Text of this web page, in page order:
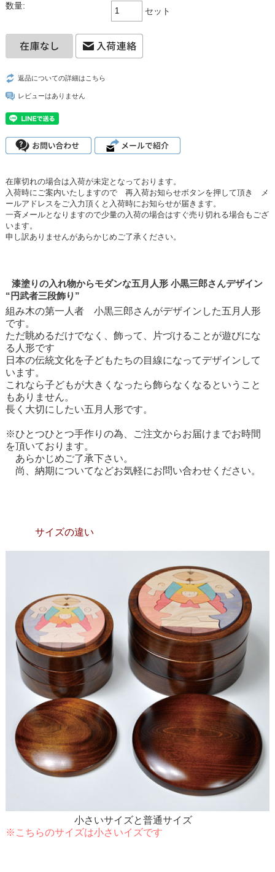
数量:
セット
返品についての詳細はこちら
レビューはありません
在庫切れの場合は入荷が未定となっております。
入荷時にご案内いたしますので 再入荷お知らせボタンを押して頂き メ
ールアドレスをご入力頂くと入荷時にお知らせが届きます。
一斉メールとなりますので少量の入荷の場合はすぐ売り切れる場合もござ
います。
申し訳ありませんがあらかじめご了承ください。
漆塗りの入れ物からモダンな五月人形 小黒三郎さんデザイン
“円武者三段飾り”
組み木の第一人者 小黒三郎さんがデザインした五月人形
です。
ただ眺めるだけでなく、飾って、片づけることが遊びにな
る人形です
日本の伝統文化を子どもたちの目線になってデザインして
います。
これなら子どもが大きくなったら飾らなくなるということ
もありません。
長く大切にしたい五月人形です。
※ひとつひとつ手作りの為、ご注文からお届けまでお時間
を頂いております。
あらかじめご了承下さい。
尚、納期についてなどお気軽にお問い合わせください。
サイズの違い
小さいサイズと普通サイズ
※こちらのサイズは小さいイズです